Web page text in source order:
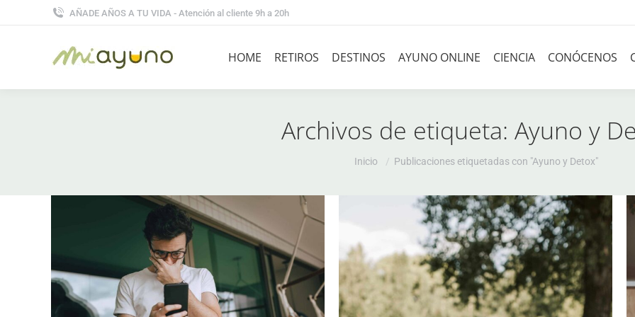
AÑADE AÑOS A TU VIDA - Atención al cliente 9h a 20h
HOME RETIROS DESTINOS AYUNO ONLINE CIENCIA CONÓCENOS
Archivos de etiqueta: Ayuno y
Estás aquí:
Inicio Publicaciones etiquetadas con "Ayuno y Detox"